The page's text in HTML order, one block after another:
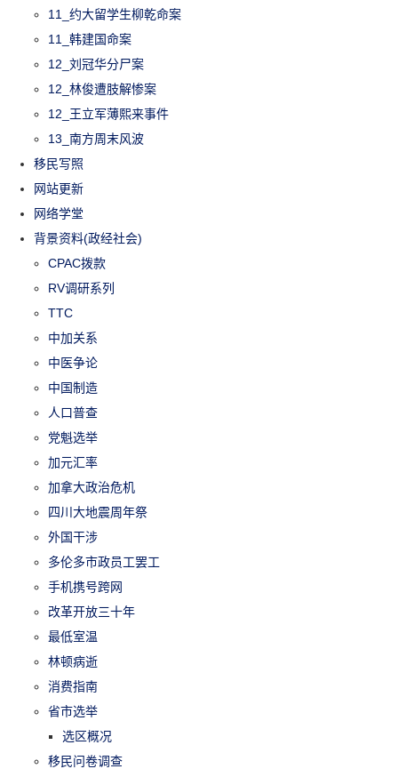
11_约大留学生柳乾命案
11_韩建国命案
12_刘冠华分尸案
12_林俊遭肢解惨案
12_王立军薄熙来事件
13_南方周末风波
移民写照
网站更新
网络学堂
背景资料(政经社会)
CPAC拨款
RV调研系列
TTC
中加关系
中医争论
中国制造
人口普查
党魁选举
加元汇率
加拿大政治危机
四川大地震周年祭
外国干涉
多伦多市政员工罢工
手机携号跨网
改革开放三十年
最低室温
林顿病逝
消费指南
省市选举
选区概况
移民问卷调查